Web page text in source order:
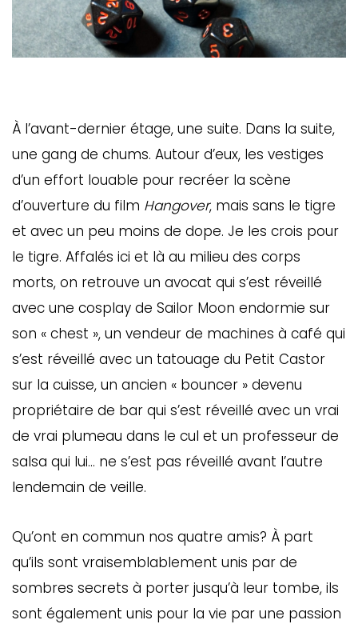
À l’avant-dernier étage, une suite. Dans la suite,
une gang de chums. Autour d’eux, les vestiges
d’un effort louable pour recréer la scène
d’ouverture du film Hangover, mais sans le tigre
et avec un peu moins de dope. Je les crois pour
le tigre. Affalés ici et là au milieu des corps
morts, on retrouve un avocat qui s’est réveillé
avec une cosplay de Sailor Moon endormie sur
son « chest », un vendeur de machines à café qui
s’est réveillé avec un tatouage du Petit Castor
sur la cuisse, un ancien « bouncer » devenu
propriétaire de bar qui s’est réveillé avec un vrai
de vrai plumeau dans le cul et un professeur de
salsa qui lui… ne s’est pas réveillé avant l’autre
lendemain de veille.
Qu’ont en commun nos quatre amis? À part
qu’ils sont vraisemblablement unis par de
sombres secrets à porter jusqu’à leur tombe, ils
sont également unis pour la vie par une passion